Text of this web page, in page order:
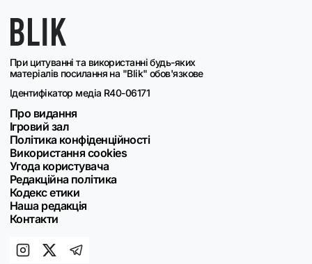
При цитуванні та використанні будь-яких
матеріалів посилання на "Blik" обов'язкове
Ідентифікатор медіа R40-06171
Про видання
Ігровий зал
Політика конфіденційності
Використання cookies
Угода користувача
Редакційна політика
Кодекс етики
Наша редакція
Контакти